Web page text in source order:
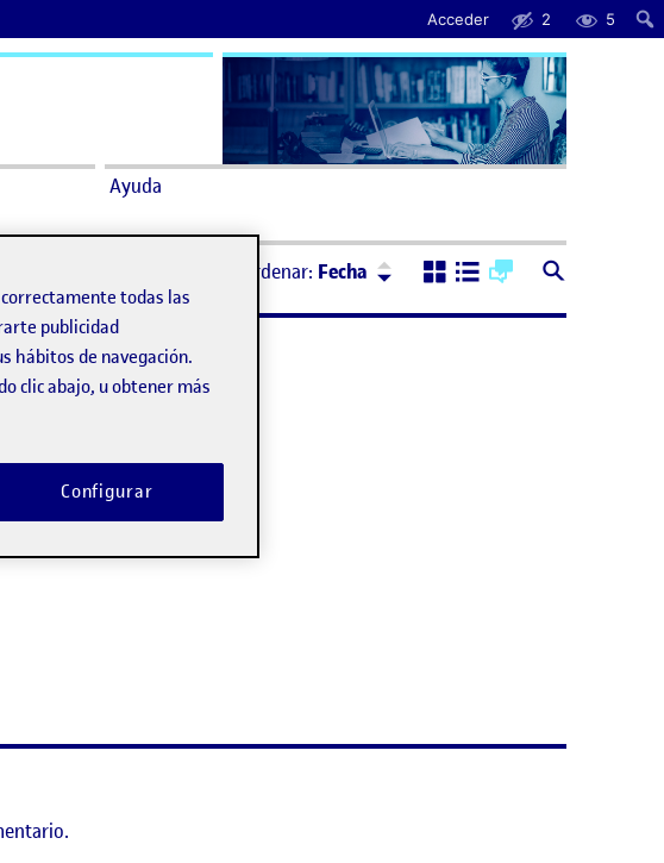
Acceder 2 5
Ayuda
Ordenar: Fecha Ordenar:Descendente
todas las
publicidad
hábitos de navegación.
clic abajo, u obtener más
Configurar